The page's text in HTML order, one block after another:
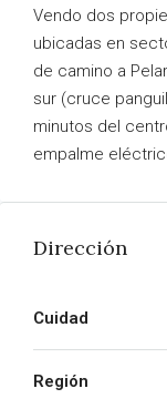
Vendo dos
ubicadas en
de camino a
sur (cruce
minutos del
empalme
Dirección
Cuidad
Región